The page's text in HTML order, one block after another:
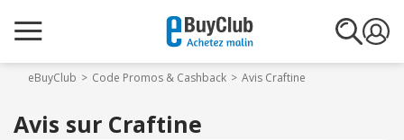
eBuyClub Code Promos & Cashback Avis Craftine
Avis sur Craftine